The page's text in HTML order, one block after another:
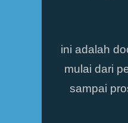
ini adalah
mulai dari
sampai